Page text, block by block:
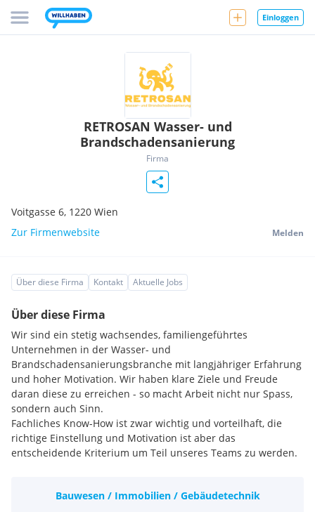
Einloggen
RETROSAN Wasser- und
Brandschadensanierung
Firma
Voitgasse 6, 1220 Wien
Zur Firmenwebsite
Melden
Über diese Firma Kontakt Aktuelle Jobs
Über diese Firma
Wir sind ein stetig wachsendes, familiengeführtes
Unternehmen in der Wasser- und
Brandschadensanierungsbranche mit langjähriger Erfahrung
und hoher Motivation. Wir haben klare Ziele und Freude
daran diese zu erreichen - so macht Arbeit nicht nur Spass,
sondern auch Sinn.
Fachliches Know-How ist zwar wichtig und vorteilhaft, die
richtige Einstellung und Motivation ist aber das
entscheidende Kriterium um Teil unseres Teams zu werden.
Wir sind überzeugt davon, dass jeder einzelne Mitarbeiter für
Bauwesen / Immobilien / Gebäudetechnik